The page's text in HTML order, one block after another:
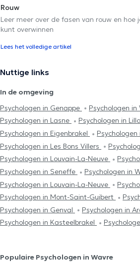
Rouw
Leer meer over de fasen van rouw en hoe
kunt overwinnen
Lees het volledige artikel
Nuttige links
In de omgeving
Psychologen in Genappe
Psychologen in
Psychologen in Lasne
Psychologen in
Psychologen in Eigenbrakel
Psychologen in Les Bons Villers
Psychologen in Louvain-La-Neuve
Psychologen in Seneffe
Psychologen in
Psychologen in Louvain-La-Neuve
Psychologen in Mont-Saint-Guibert
Psychologen in Genval
Psychologen in
Psychologen in Kasteelbrakel
Populaire Psychologen in Wavre